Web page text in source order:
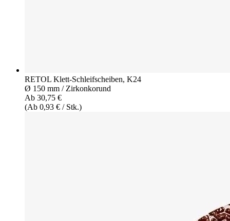
RETOL Klett-Schleifscheiben, K24
Ø 150 mm / Zirkonkorund
Ab 30,75 €
(Ab 0,93 € / Stk.)